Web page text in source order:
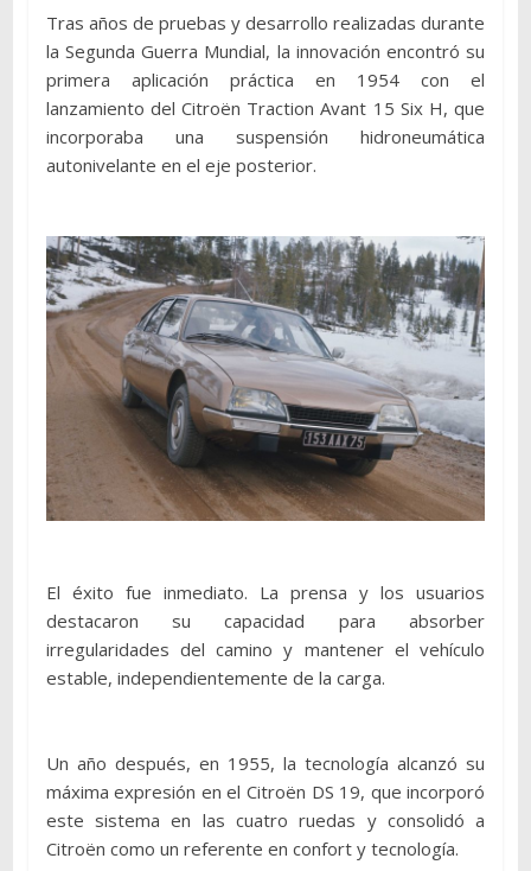
Tras años de pruebas y desarrollo realizadas durante
la Segunda Guerra Mundial, la innovación encontró su
primera aplicación práctica en 1954 con el
lanzamiento del Citroën Traction Avant 15 Six H, que
incorporaba una suspensión hidroneumática
autonivelante en el eje posterior.
El éxito fue inmediato. La prensa y los usuarios
destacaron su capacidad para absorber
irregularidades del camino y mantener el vehículo
estable, independientemente de la carga.
Un año después, en 1955, la tecnología alcanzó su
máxima expresión en el Citroën DS 19, que incorporó
este sistema en las cuatro ruedas y consolidó a
Citroën como un referente en confort y tecnología.